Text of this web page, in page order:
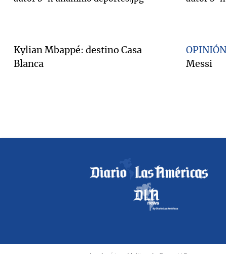
Kylian Mbappé: destino Casa
Blanca
OPINIÓN
Messi